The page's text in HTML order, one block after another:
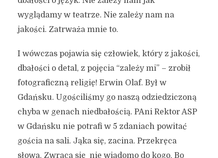
wyglądamy w teatrze. Nie zależy nam na
jakości. Zatrważa mnie to.
I wówczas pojawia się człowiek, który z jakości,
dbałości o detal, z pojęcia “zależy mi” – zrobił
fotograficzną religię! Erwin Olaf. Był w
Gdańsku. Ugościliśmy go naszą odziedziczoną
chyba w genach niedbałością. PAni Rektor ASP
w Gdańsku nie potrafi w 5 zdaniach powitać
gościa na sali. Jąka się, zacina. Przekręca
słowa. Zwraca się nie wiadomo do kogo. Bo